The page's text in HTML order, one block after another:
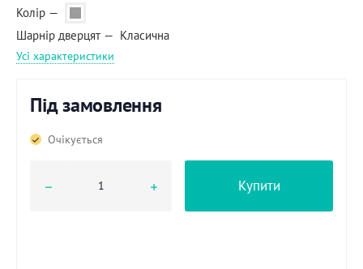
Колір
Шарнір дверцят
Класична
Усі характеристики
Під замовлення
Очікується
Купити